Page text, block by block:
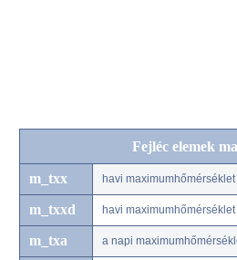
Fejléc elemek
m_txx havi maximumhőmérséklet
m_txxd havi
m_txa a napi